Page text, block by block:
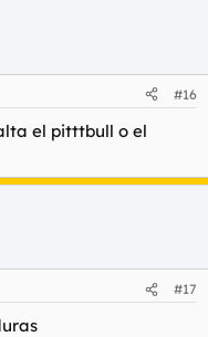
#16
el pitttbull o el
#17